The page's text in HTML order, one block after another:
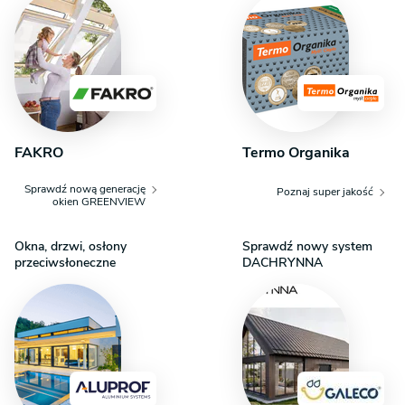
FAKRO
Sprawdź nową generację
okien GREENVIEW
Termo Organika
Poznaj super jakość
Okna, drzwi, osłony
przeciwsłoneczne
Sprawdź nowy system
DACHRYNNA